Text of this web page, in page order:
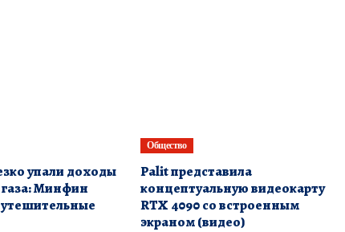
упали доходы
Минфин
Общество
Palit представила
концептуальную видеокарту
RTX 4090 со встроенным
экраном (видео)